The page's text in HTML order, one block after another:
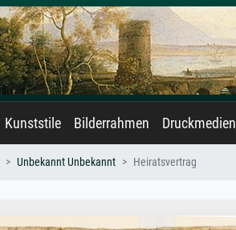
Kunststile Bilderrahmen Druckmedien
Unbekannt Unbekannt Heiratsvertrag